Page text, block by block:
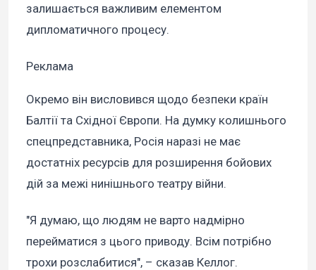
залишається важливим елементом
дипломатичного процесу.
Реклама
Окремо він висловився щодо безпеки країн
Балтії та Східної Європи. На думку колишнього
спецпредставника, Росія наразі не має
достатніх ресурсів для розширення бойових
дій за межі нинішнього театру війни.
"Я думаю, що людям не варто надмірно
перейматися з цього приводу. Всім потрібно
трохи розслабитися", – сказав Келлог.